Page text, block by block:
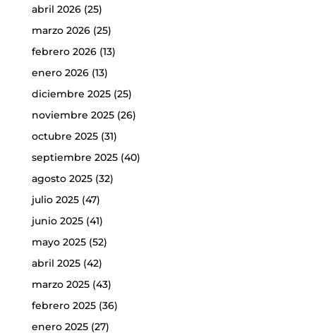
abril 2026(25)
marzo 2026(25)
febrero 2026(13)
enero 2026(13)
diciembre 2025(25)
noviembre 2025(26)
octubre 2025(31)
septiembre 2025(40)
agosto 2025(32)
julio 2025(47)
junio 2025(41)
mayo 2025(52)
abril 2025(42)
marzo 2025(43)
febrero 2025(36)
enero 2025(27)